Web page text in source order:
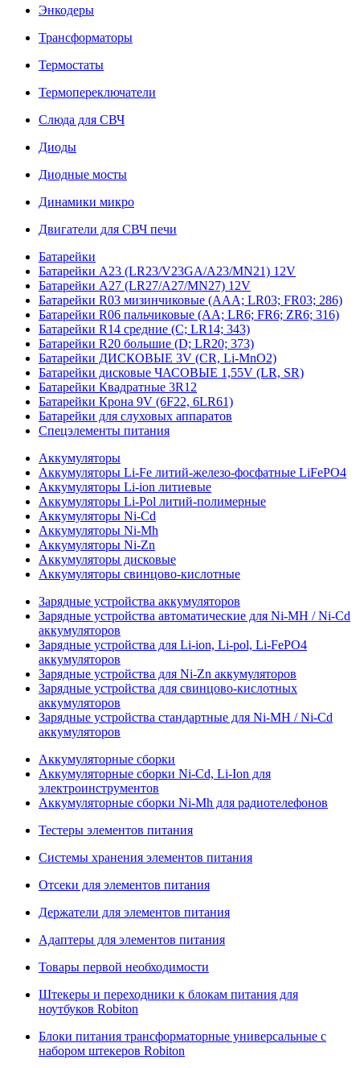
Энкодеры
Трансформаторы
Термостаты
Термопереключатели
Слюда для СВЧ
Диоды
Диодные мосты
Динамики микро
Двигатели для СВЧ печи
Батарейки
Батарейки A23 (LR23/V23GA/A23/MN21) 12V
Батарейки A27 (LR27/A27/MN27) 12V
Батарейки R03 мизинчиковые (AAA; LR03; FR03; 286)
Батарейки R06 пальчиковые (AA; LR6; FR6; ZR6; 316)
Батарейки R14 средние (C; LR14; 343)
Батарейки R20 большие (D; LR20; 373)
Батарейки ДИСКОВЫЕ 3V (CR, Li-MnO2)
Батарейки дисковые ЧАСОВЫЕ 1,55V (LR, SR)
Батарейки Квадратные 3R12
Батарейки Крона 9V (6F22, 6LR61)
Батарейки для слуховых аппаратов
Спецэлементы питания
Аккумуляторы
Аккумуляторы Li-Fe литий-железо-фосфатные LiFePO4
Аккумуляторы Li-ion литиевые
Аккумуляторы Li-Pol литий-полимерные
Аккумуляторы Ni-Cd
Аккумуляторы Ni-Mh
Аккумуляторы Ni-Zn
Аккумуляторы дисковые
Аккумуляторы свинцово-кислотные
Зарядные устройства аккумуляторов
Зарядные устройства автоматические для Ni-MH / Ni-Cd
аккумуляторов
Зарядные устройства для Li-ion, Li-pol, Li-FePO4
аккумуляторов
Зарядные устройства для Ni-Zn аккумуляторов
Зарядные устройства для свинцово-кислотных
аккумуляторов
Зарядные устройства стандартные для Ni-MH / Ni-Cd
аккумуляторов
Аккумуляторные сборки
Аккумуляторные сборки Ni-Cd, Li-Ion для
электроинструментов
Аккумуляторные сборки Ni-Mh для радиотелефонов
Тестеры элементов питания
Системы хранения элементов питания
Отсеки для элементов питания
Держатели для элементов питания
Адаптеры для элементов питания
Товары первой необходимости
Штекеры и переходники к блокам питания для
ноутбуков Robiton
Блоки питания трансформаторные универсальные с
набором штекеров Robiton